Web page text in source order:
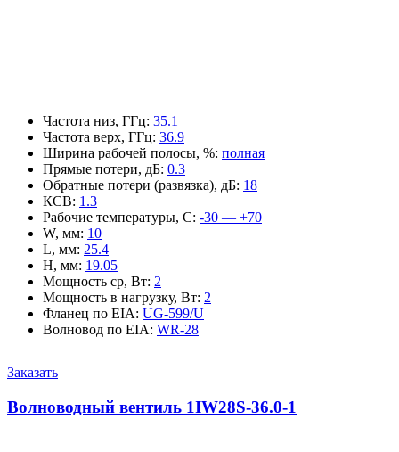
Частота низ, ГГц: 35.1
Частота верх, ГГц: 36.9
Ширина рабочей полосы, %: полная
Прямые потери, дБ: 0.3
Обратные потери (развязка), дБ: 18
КСВ: 1.3
Рабочие температуры, С: -30 — +70
W, мм: 10
L, мм: 25.4
H, мм: 19.05
Мощность ср, Вт: 2
Мощность в нагрузку, Вт: 2
Фланец по EIA: UG-599/U
Волновод по EIA: WR-28
Заказать
Волноводный вентиль 1IW28S-36.0-1